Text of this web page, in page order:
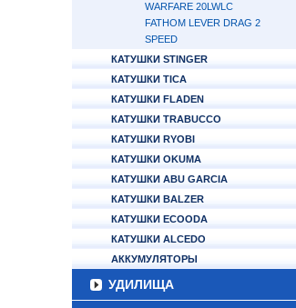
WARFARE 20LWLC
FATHOM LEVER DRAG 2
SPEED
КАТУШКИ STINGER
КАТУШКИ TICA
КАТУШКИ FLADEN
КАТУШКИ TRABUCCO
КАТУШКИ RYOBI
КАТУШКИ OKUMA
КАТУШКИ ABU GARCIA
КАТУШКИ BALZER
КАТУШКИ ECOODA
КАТУШКИ ALCEDO
АККУМУЛЯТОРЫ
УДИЛИЩА